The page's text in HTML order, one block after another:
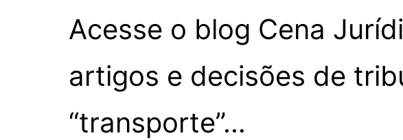
Acesse o blog Cena
artigos e decisões de
“transporte”…